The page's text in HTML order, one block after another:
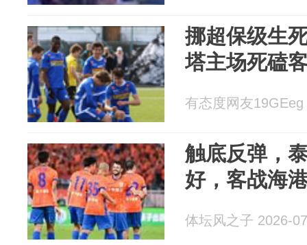
挪超保级生
塔主场死磕
有态度网友
触底反弹，
好，客战海
体坛风之子 2026-